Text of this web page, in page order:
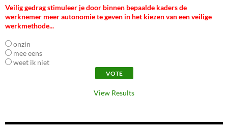
Veilig gedrag stimuleer je door binnen bepaalde kaders de
werknemer meer autonomie te geven in het kiezen van een veilige
werkmethode...
onzin
mee eens
weet ik niet
View Results